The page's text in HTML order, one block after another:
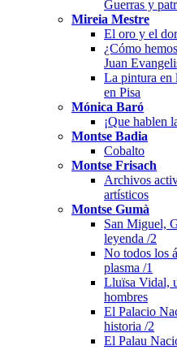
Guerras y
Mireia Mestre
El oro y el
¿Cómo
Juan
La pintura en
en Pisa
Mónica Baró
¡Que hablen
Montse Badia
Cobalto
Montse Frisach
Archivos
artísticos
Montse Gumà
San Miguel,
leyenda /2
No todos los
plasma /1
Lluïsa Vidal,
hombres
El Palacio
historia /2
El Palau